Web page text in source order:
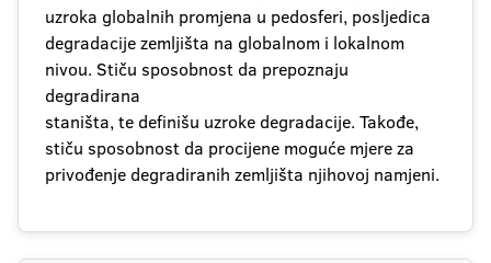
uzroka globalnih promjena u pedosferi, posljedica
degradacije zemljišta na globalnom i lokalnom
nivou. Stiču sposobnost da prepoznaju
degradirana
staništa, te definišu uzroke degradacije. Takođe,
stiču sposobnost da procijene moguće mjere za
privođenje degradiranih zemljišta njihovoj namjeni.